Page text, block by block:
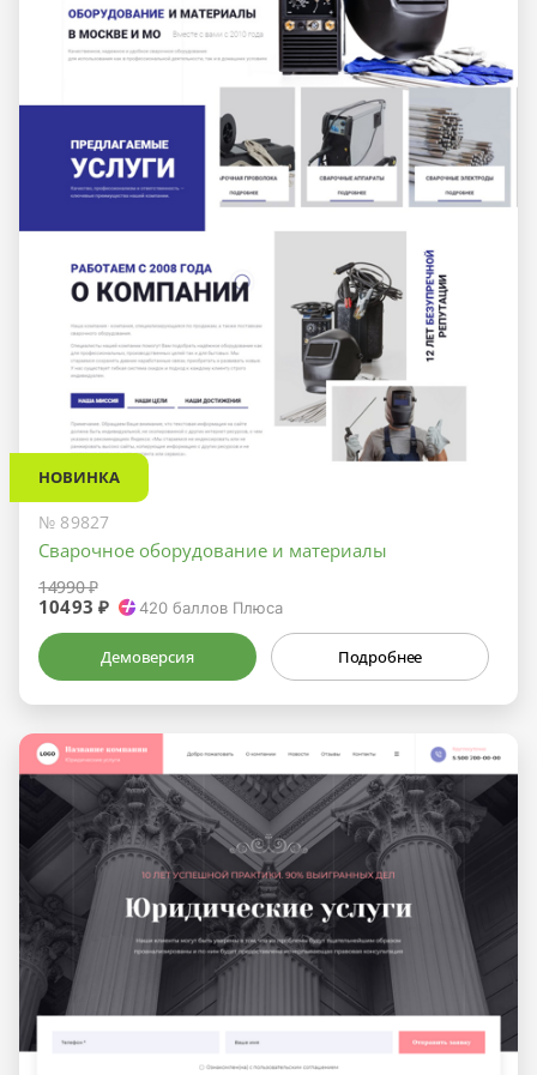
НОВИНКА
№ 89827
Сварочное оборудование и материалы
14990 ₽
10493 ₽ 420 баллов Плюса
Демоверсия Подробнее